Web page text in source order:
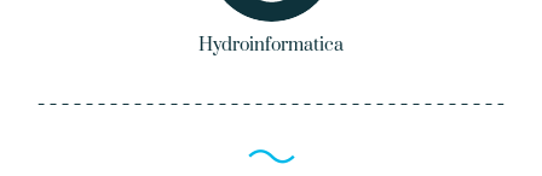
Hydroinformatica